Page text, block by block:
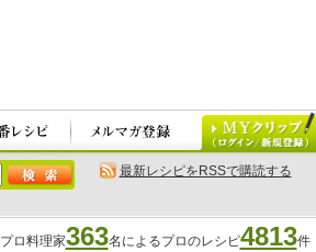
最新レシピをRSSで購読する
プロ料理家363名によるプロのレシピ4813件